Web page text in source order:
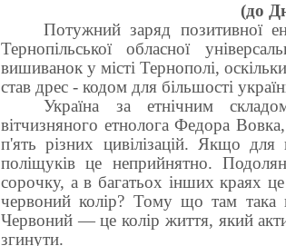
(до
Потужний заряд позитивної
Тернопільської обласної
вишиванок у місті Тернополі,
став дрес - кодом для більшості
Україна за етнічним
вітчизняного етнолога Федора
п'ять різних цивілізацій. Якщо
поліщуків це неприйнятно.
сорочку, а в багатьох інших краях
червоний колір? Тому що там така
Червоний — це колір життя, який
згинути.